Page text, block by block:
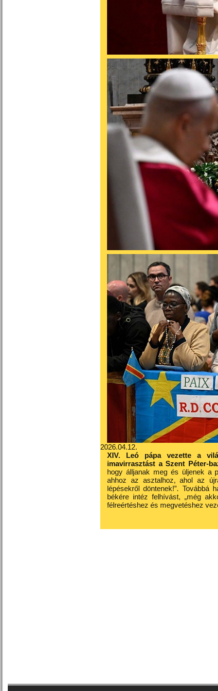
2026.04.12.
XIV. Leó pápa vezette a
imavirrasztást a Szent Péter-
hogy álljanak meg és üljenek a
ahhoz az asztalhoz, ahol az
lépésekről döntenek!”.
békére intéz felhívást, „még
félreértéshez és megvetéshez